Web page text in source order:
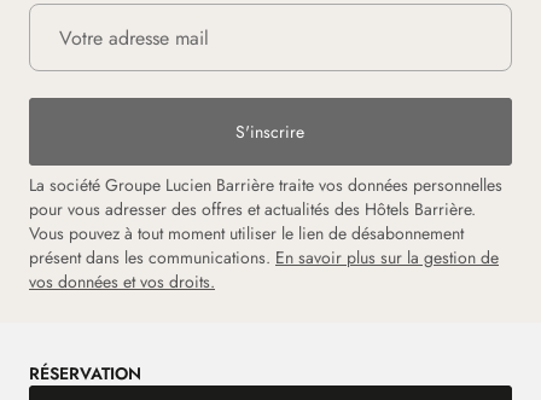
S'inscrire
La société Groupe Lucien Barrière traite vos données personnelles
pour vous adresser des offres et actualités des Hôtels Barrière.
Vous pouvez à tout moment utiliser le lien de désabonnement
présent dans les communications. En savoir plus sur la gestion de
vos données et vos droits.
RÉSERVATION